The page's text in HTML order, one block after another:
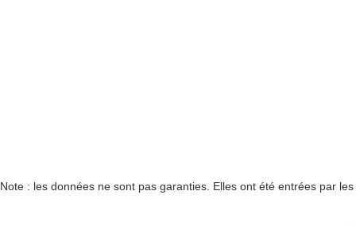
Note : les données ne sont pas garanties. Elles ont été entrées par